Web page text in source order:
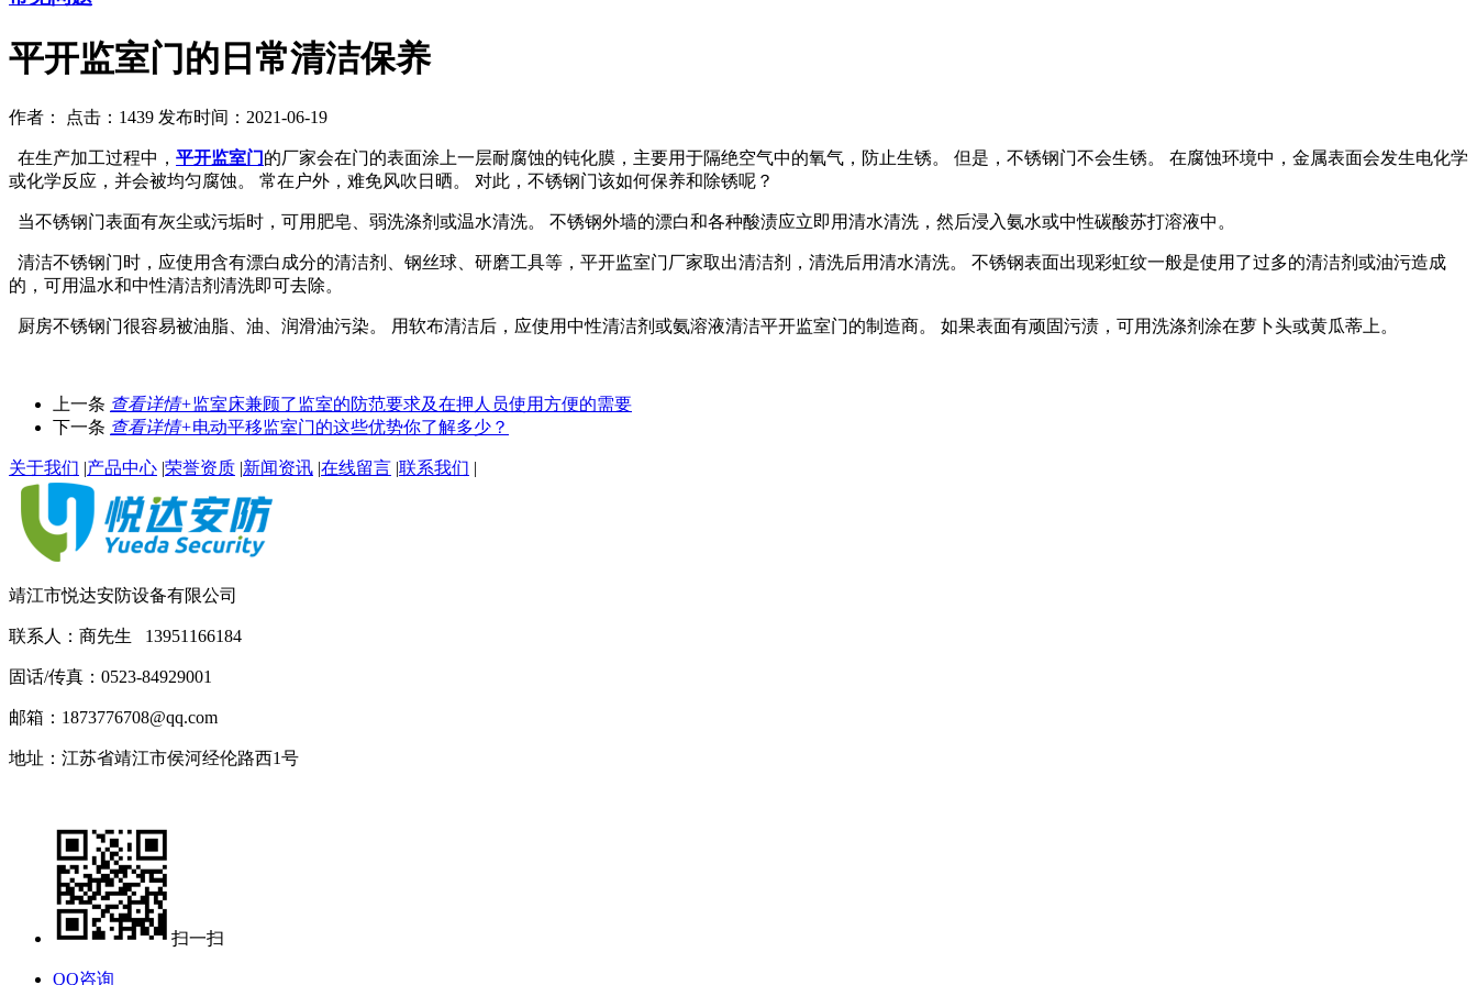
平开监室门的日常清洁保养
作者： 点击：1439 发布时间：2021-06-19
在生产加工过程中， 平开监室门 的厂家会在门的表面涂上一层耐腐蚀的钝化膜，主要用于隔绝空气中的氧气，防止生锈。 但是，不锈钢门不会生锈。 在腐蚀环境中，金属表面会发生电化学
或化学反应，并会被均匀腐蚀。 常在户外，难免风吹日晒。 对此，不锈钢门该如何保养和除锈呢？
当不锈钢门表面有灰尘或污垢时，可用肥皂、弱洗涤剂或温水清洗。 不锈钢外墙的漂白和各种酸渍应立即用清水清洗，然后浸入氨水或中性碳酸苏打溶液中。
清洁不锈钢门时，应使用含有漂白成分的清洁剂、钢丝球、研磨工具等，平开监室门厂家取出清洁剂，清洗后用清水清洗。 不锈钢表面出现彩虹纹一般是使用了过多的清洁剂或油污造成
的，可用温水和中性清洁剂清洗即可去除。
厨房不锈钢门很容易被油脂、油、润滑油污染。 用软布清洁后，应使用中性清洁剂或氨溶液清洁平开监室门的制造商。 如果表面有顽固污渍，可用洗涤剂涂在萝卜头或黄瓜蒂上。
上一条 查看详情+监室床兼顾了监室的防范要求及在押人员使用方便的需要
下一条 查看详情+电动平移监室门的这些优势你了解多少？
关于我们 |产品中心 |荣誉资质 |新闻资讯 |在线留言 |联系我们 |
靖江市悦达安防设备有限公司
联系人：商先生 13951166184
固话/传真：0523-84929001
邮箱：1873776708@qq.com
地址：江苏省靖江市侯河经伦路西1号
扫一扫
QQ咨询